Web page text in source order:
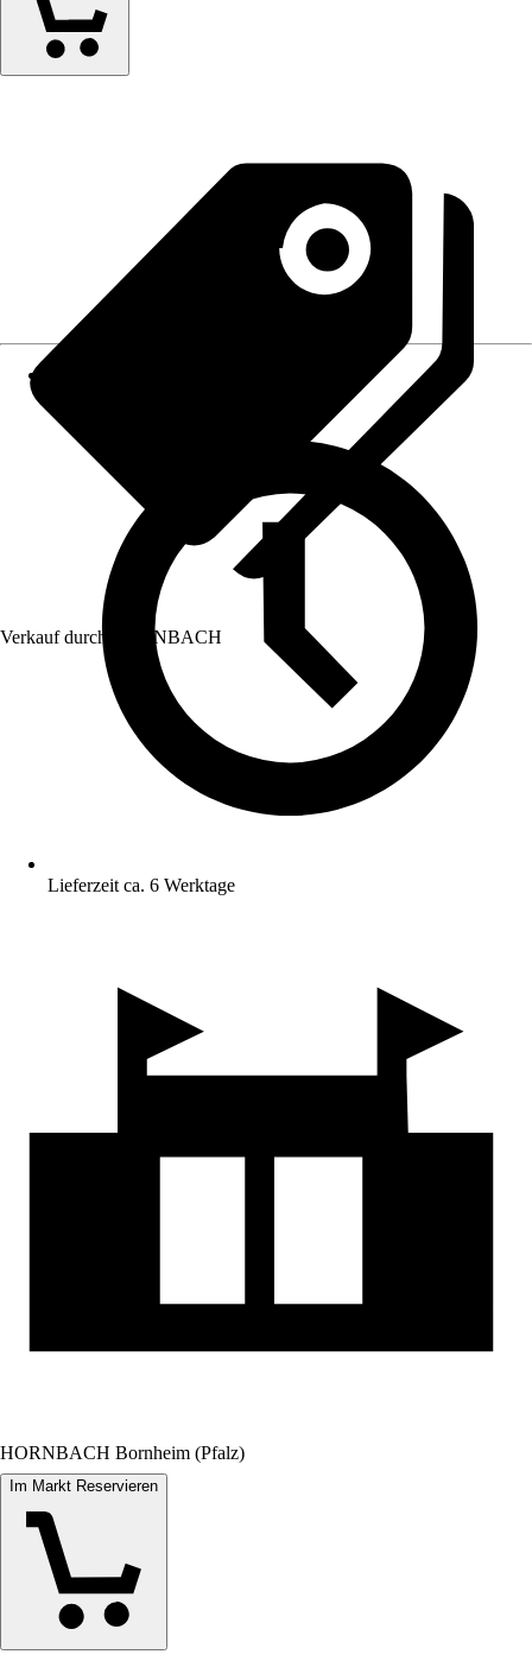
Verkauf durch: HORNBACH
Lieferzeit ca. 6 Werktage
HORNBACH Bornheim (Pfalz)
Im Markt Reservieren